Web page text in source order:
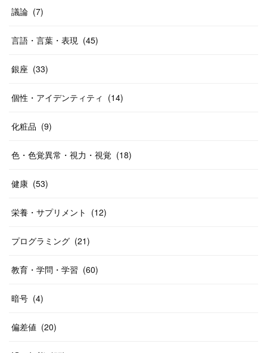
議論 (7)
言語・言葉・表現 (45)
銀座 (33)
個性・アイデンティティ (14)
化粧品 (9)
色・色覚異常・視力・視覚 (18)
健康 (53)
栄養・サプリメント (12)
プログラミング (21)
教育・学問・学習 (60)
暗号 (4)
偏差値 (20)